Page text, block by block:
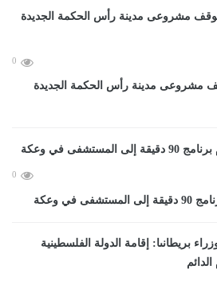
0
مشروعى مدينة رأس الحكمة الجديدة
0
في وعكة